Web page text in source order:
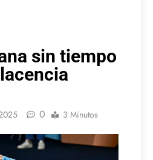
sin tiempo
0 3 Minutos